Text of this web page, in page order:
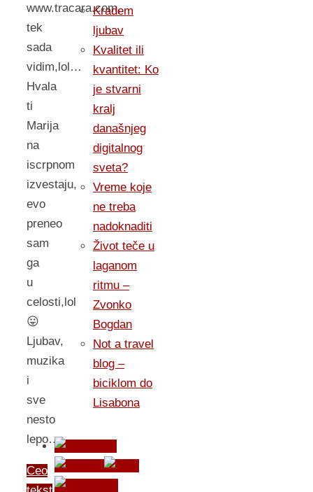
www.tracara.com,
tek
sada
vidim,lol…
Hvala
ti
Marija
na
iscrpnom
izvestaju,
evo
preneo
sam
ga
u
celosti,lol
😛
Ljubav,
muzika
i
sve
nesto
lepo…
Ceo
Kradem
ljubav
Kvalitet ili
kvantitet: Ko
je stvarni
kralj
današnjeg
digitalnog
sveta?
Vreme koje
ne treba
nadoknaditi
Život teče u
laganom
ritmu –
Zvonko
Bogdan
Not a travel
blog –
biciklom do
Lisabona